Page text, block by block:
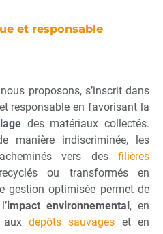
et responsable
proposons, s’inscrit dans
responsable en favorisant la
des matériaux collectés.
manière indiscriminée, les
vers des filières
ou transformés en
gestion optimisée permet de
impact environnemental, en
dépôts sauvages et en